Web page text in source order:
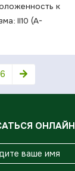
к
Il10 (A-
6
ОНЛАЙН